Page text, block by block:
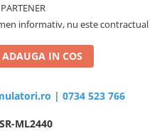
informativ, nu este contractual
ADAUGA IN COS
| 0734 523 766
SR-ML2440